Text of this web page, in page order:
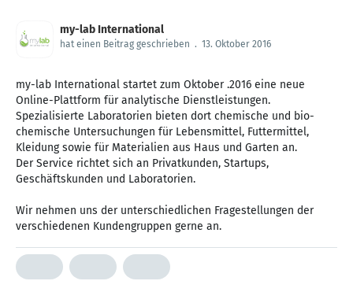
my-lab International
hat einen Beitrag geschrieben . 13. Oktober 2016
my-lab International startet zum Oktober .2016 eine neue
Online-Plattform für analytische Dienstleistungen.
Spezialisierte Laboratorien bieten dort chemische und bio-
chemische Untersuchungen für Lebensmittel, Futtermittel,
Kleidung sowie für Materialien aus Haus und Garten an.
Der Service richtet sich an Privatkunden, Startups,
Geschäftskunden und Laboratorien.
Wir nehmen uns der unterschiedlichen Fragestellungen der
verschiedenen Kundengruppen gerne an.